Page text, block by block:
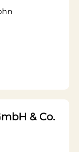
& Co.